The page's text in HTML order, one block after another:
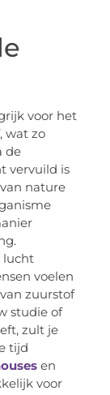
voor het
wat zo
de
vervuild is
nature
lucht
voelen
zuurstof
studie of
zult je
tijd
en
voor